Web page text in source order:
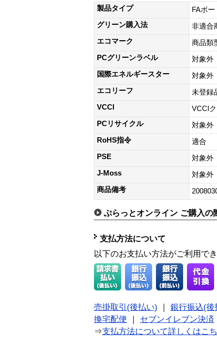
製品タイプ
FAボ
グリーン購入法
非適合
エコマーク
商品類
PCグリーンラベル
対象外
国際エネルギースター
対象外
エコリーフ
未登録
VCCI
VCCI
PCリサイクル
対象外
RoHS指令
適合
PSE
対象外
J-Moss
対象外
商品備考
ぷらっとオンライン ご購入の
支払方法について
以下のお支払い方法がご利用で
売掛取引(後払い)
銀行振込(後
換宅配便
セブンイレブン決済
⇒支払方法について詳しくはこ